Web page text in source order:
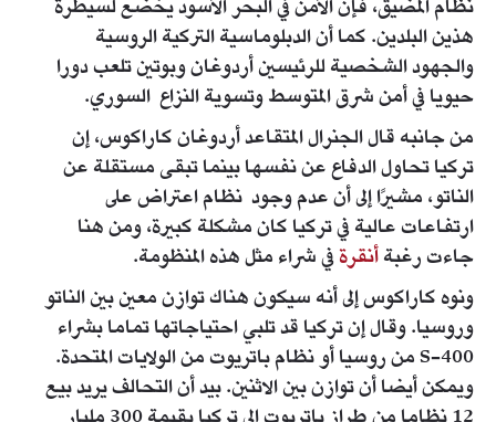
نظام المضيق، فإن الأمن في البحر الأسود يخضع لسيطرة
هذين البلدين. كما أن الدبلوماسية التركية الروسية
والجهود الشخصية للرئيسين أردوغان وبوتين تلعب دورا
حيويا في أمن شرق المتوسط وتسوية النزاع السوري.
من جانبه قال الجنرال المتقاعد أردوغان كاراكوس، إن
تركيا تحاول الدفاع عن نفسها بينما تبقى مستقلة عن
الناتو، مشيرًا إلى أن عدم وجود نظام اعتراض على
ارتفاعات عالية في تركيا كان مشكلة كبيرة، ومن هنا
جاءت رغبةأنقرةفي شراء مثل هذه المنظومة.
ونوه كاراكوس إلى أنه سيكون هناك توازن معين بين الناتو
وروسيا. وقال إن تركيا قد تلبي احتياجاتها تماما بشراء
S-400 من روسيا أو نظام باتريوت من الولايات المتحدة.
ويمكن أيضا أن توازن بين الاثنين. بيد أن التحالف يريد بيع